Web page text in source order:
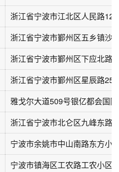
浙江省宁波市江北区人民路
浙江省宁波市鄞州区下应北路
浙江省宁波市鄞州区星辰路
雅戈尔大道509号银亿都会国
浙江省宁波市北仑区九峰东路
宁波市余姚市中山南路东方小
宁波市镇海区工农路工农小区